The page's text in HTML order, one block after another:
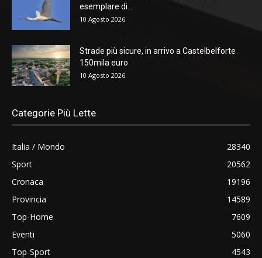
esemplare di...
10 Agosto 2026
Strade più sicure, in arrivo a Castelbelforte
150mila euro
10 Agosto 2026
Categorie Più Lette
Italia / Mondo
28340
Sport
20562
Cronaca
19196
Provincia
14589
Top-Home
7609
Eventi
5060
Top-Sport
4543